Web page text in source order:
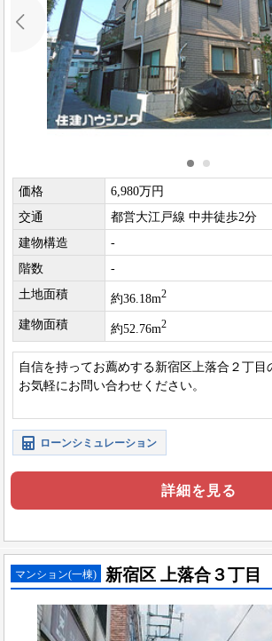
価格
6,980万円
交通
都営大江戸線 中井徒歩2分
建物構造
-
階数
-
土地面積
約36.18m2
建物面積 約52.76m2
自信を持ってお薦めする新宿区上落合２丁目
お気軽にお問い合わせください。
ローンシミュレーション
詳細を見る
マンション(一棟) 新宿区 上落合３丁目